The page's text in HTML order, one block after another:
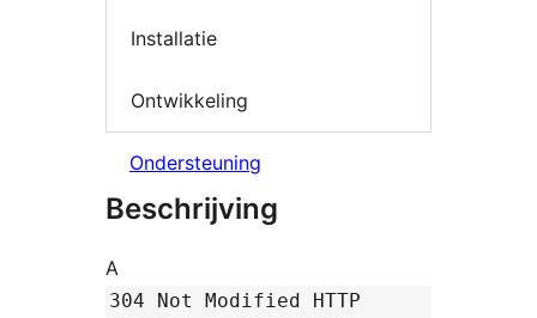
Installatie
Ontwikkeling
Ondersteuning
Beschrijving
A
304 Not Modified HTTP